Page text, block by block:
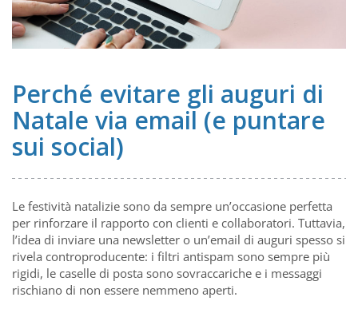
Perché evitare gli auguri di
Natale via email (e puntare
sui social)
Le festività natalizie sono da sempre un’occasione perfetta
per rinforzare il rapporto con clienti e collaboratori. Tuttavia,
l’idea di inviare una newsletter o un’email di auguri spesso si
rivela controproducente: i filtri antispam sono sempre più
rigidi, le caselle di posta sono sovraccariche e i messaggi
rischiano di non essere nemmeno aperti.